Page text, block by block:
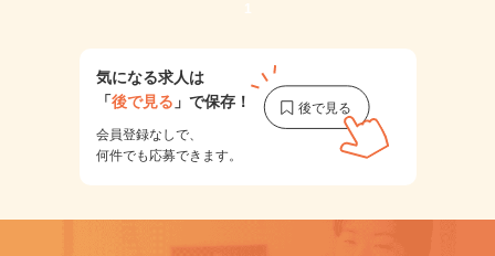
1
気になる求人は
「後で見る 」で保存！
会員登録なしで、
何件でも応募できます。